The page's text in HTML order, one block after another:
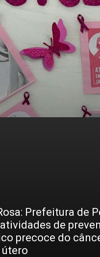
Prefeitura de
de
precoce do